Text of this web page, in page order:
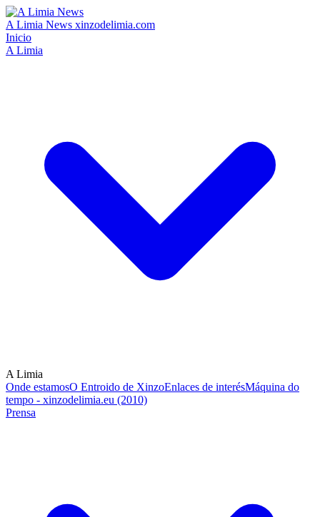
A Limia News xinzodelimia.com
Inicio
A Limia
A Limia
Onde estamosO Entroido de XinzoEnlaces de interésMáquina do
tempo - xinzodelimia.eu (2010)
Prensa